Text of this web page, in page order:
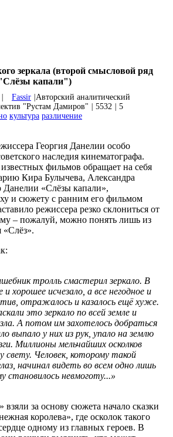
зеркала (второй смысловой ряд
капали")
Fassir Авторский аналитический
"Рустам Дамиров"
5532
5
культура различение
Георгия Данелии особо
наследия кинематографа.
фильмов обращает на себя
Кира Булычева, Александра
Данелии «Слёзы капали»,
и сюжету с ранним его фильмом
режиссера резко склониться от
– пожалуй, можно понять лишь из
«Слёз».
тролль смастерил зеркало. В
и хорошее исчезало, а все негодное и
отражалось и казалось ещё хуже.
это зеркало по всей земле и
А потом им захотелось добраться
выпало у них из рук, упало на землю
Миллионы мельчайших осколков
свету. Человек, которому такой
начинал видеть во всем одно лишь
становилось невмоготу...»
за основу сюжета начало сказки
королева», где осколок такого
одному из главных героев. В